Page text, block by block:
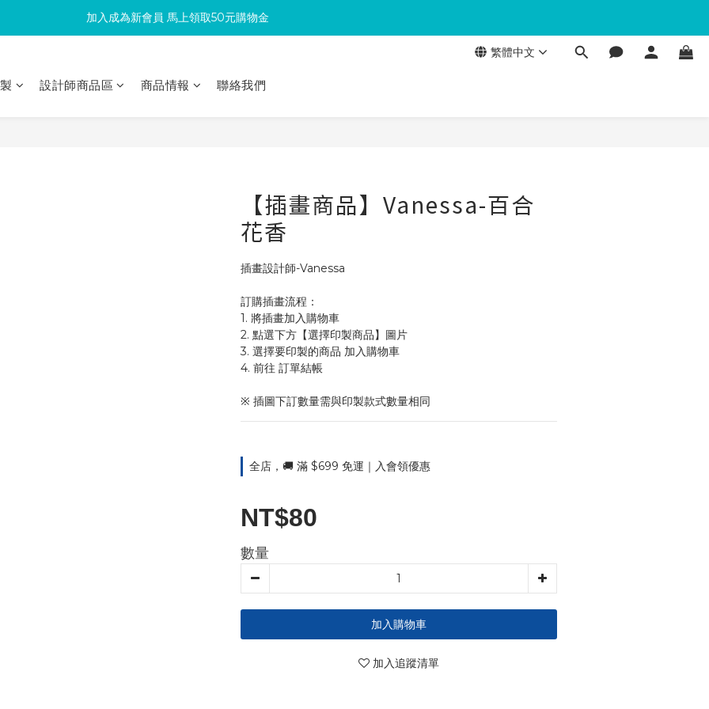
滿300回饋10%購物金
加入成為新會員 馬上領取50元購物金
繁體中文
設計師商品區 商品情報 聯絡我們
【插畫商品】Vanessa-百合
花香
插畫設計師-Vanessa
訂購插畫流程：
1. 將插畫加入購物車
2. 點選下方【選擇印製商品】圖片
3. 選擇要印製的商品 加入購物車
4. 前往 訂單結帳
※ 插圖下訂數量需與印製款式數量相同
全店，🚚 滿 $699 免運｜入會領優惠
NT$80
數量
加入購物車
加入追蹤清單